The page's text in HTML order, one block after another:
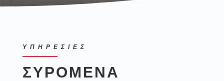
ΥΠΗΡΕΣΙΕΣ
ΣΥΡΟΜΕΝΑ